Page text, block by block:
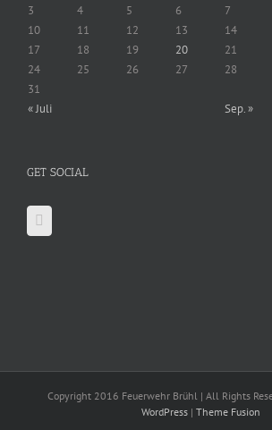
3
4 5 6 7
10
11 12 13 14
17
18 19 20 21
24
25 26 27 28
31
« Juli
Sep. »
GET SOCIAL
Copyright 2016 Feuerwehr Brühl | All Rights
WordPress| Theme Fusion